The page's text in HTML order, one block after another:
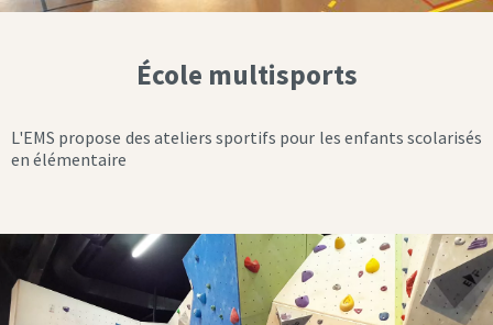
École multisports
L'EMS propose des ateliers sportifs pour les enfants scolarisés
en élémentaire